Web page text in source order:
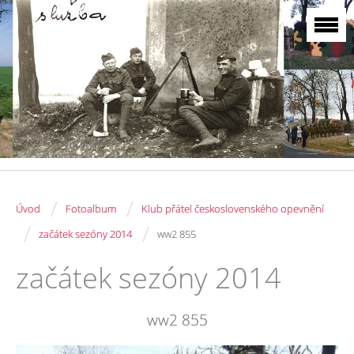
Úvod / Fotoalbum / Klub přátel československého opevnění
/ začátek sezóny 2014 / ww2 855
začátek sezóny 2014
ww2 855